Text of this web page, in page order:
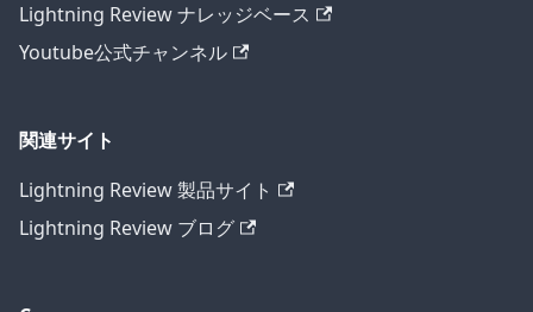
Lightning Review ナレッジベース
Youtube公式チャンネル
関連サイト
Lightning Review 製品サイト
Lightning Review ブログ